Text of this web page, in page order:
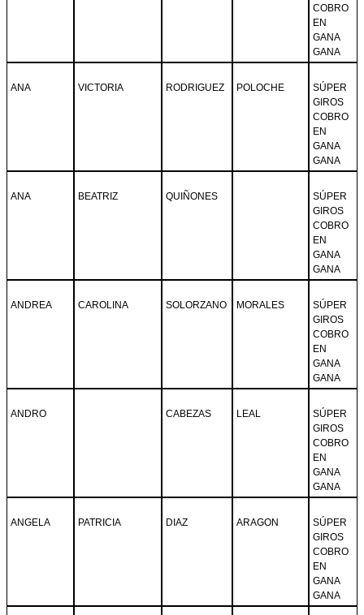
COBRO
EN
GANA
GANA
ANA VICTORIA RODRIGUEZ POLOCHE
SÚPER
GIROS
COBRO
EN
GANA
GANA
ANA BEATRIZ QUIÑONES
SÚPER
GIROS
COBRO
EN
GANA
GANA
ANDREA CAROLINA SOLORZANO MORALES
SÚPER
GIROS
COBRO
EN
GANA
GANA
ANDRO CABEZAS LEAL
SÚPER
GIROS
COBRO
EN
GANA
GANA
ANGELA PATRICIA DIAZ ARAGON
SÚPER
GIROS
COBRO
EN
GANA
GANA